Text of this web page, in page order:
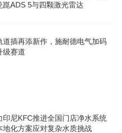
崑ADS 5与四颗激光雷达
道插再添新作，施耐德电气加码
级赛道
印尼KFC推进全国门店净水系统
地化方案应对复杂水质挑战